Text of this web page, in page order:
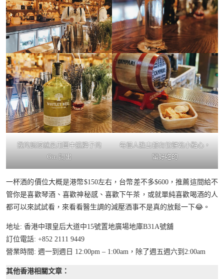
我的調酒就是用圖中這牌子的
Gin 調出
每個人進去都有份餅乾小點心，
蠻好吃的
一杯酒的價位大概是港幣$150左右，台幣差不多$600，推薦這間給不
管你是喜歡琴酒、喜歡神秘感、喜歡下午茶，或就單純喜歡喝酒的人
都可以來試試看，來看看醫生調的減壓酒事不是真的放鬆一下😂。
地址: 香港中環皇后大道中15號置地廣場地庫B31A號舖
訂位電話: +852 2111 9449
營業時間: 週一到週日 12:00pm – 1:00am，除了週五週六到2:00am
其他香港相關文章：